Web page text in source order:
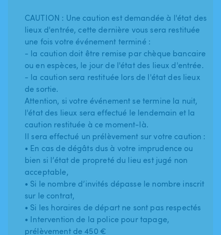
CAUTION : Une caution est demandée à l'état des
lieux d'entrée, cette dernière vous sera restituée
une fois votre événement terminé :
- la caution doit être remise par chèque bancaire
ou en espèces, le jour de l'état des lieux d'entrée.
- la caution sera restituée lors de l'état des lieux
de sortie.
Attention, si votre événement se termine la nuit,
l'état des lieux sera effectué le lendemain et la
caution restituée à ce moment-là.
Il sera effectué un prélèvement sur votre caution :
• En cas de dégâts dus à votre imprudence ou
bien si l’état de propreté du lieu est jugé non
acceptable,
• Si le nombre d’invités dépasse le nombre inscrit
sur le contrat,
• Si les horaires de départ ne sont pas respectés
• Intervention de la police pour tapage,
prélèvement de 450 €